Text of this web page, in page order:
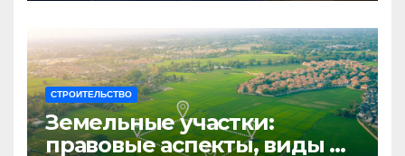
СТРОИТЕЛЬСТВО
Земельные участки:
правовые аспекты, виды и